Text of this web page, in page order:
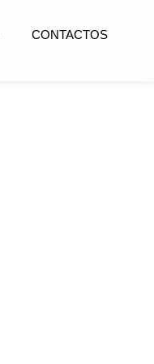
CONTACTOS